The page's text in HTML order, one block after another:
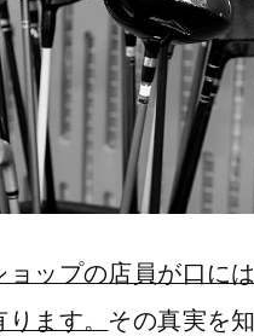
ョップの店員が口に
ます。 その真実を